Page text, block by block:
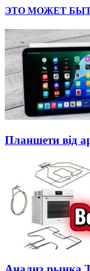
ЭТО МОЖЕТ
Планшети від